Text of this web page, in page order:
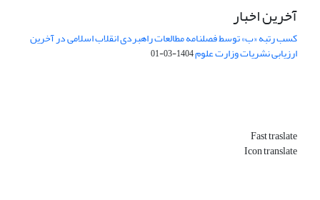
آخرین اخبار
کسب رتبه «ب» توسط فصلنامه مطالعات راهبردی انقلاب اسلامی در آخرین
ارزیابی نشریات وزارت علوم1404-03-01
Fast traslate
Icon translate